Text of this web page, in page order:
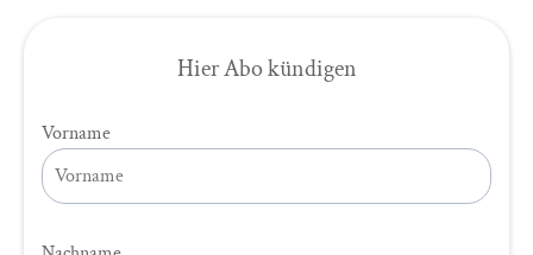
Hier Abo kündigen
Vorname